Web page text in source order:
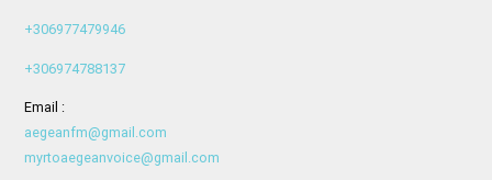
+306977479946
+306974788137
Email :
aegeanfm@gmail.com
myrtoaegeanvoice@gmail.com